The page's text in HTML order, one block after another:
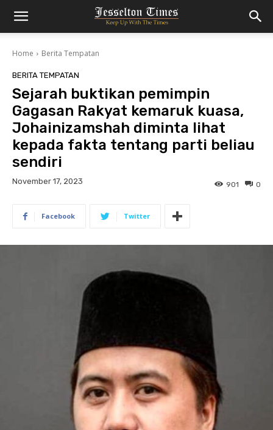
Home Berita Tempatan
BERITA TEMPATAN
Sejarah buktikan pemimpin
Gagasan Rakyat kemaruk kuasa,
Johainizamshah diminta lihat
kepada fakta tentang parti beliau
sendiri
November 17, 2023 0
901
Facebook Twitter